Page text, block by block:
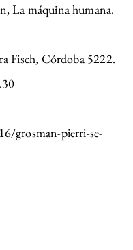
La máquina humana.
Fisch, Córdoba 5222.
grosman-pierri-se-